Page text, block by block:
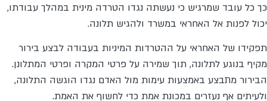
כך כל עובד שמרגיש כי נעשתה נגדו הטרדה מינית במהלך עבודתו,
יכול לפנות אל האחראי במשרד ולהגיש תלונה.
תפקידו של האחראי על ההטרדות המיניות בעבודה לבצע בירור
מקיף בנוגע לתלונה, תוך שמירה על פרטי המקרה ופרטי המתלונן.
הבירור מתבצע באמצעות עימות מול האדם נגדו הוגשה התלונה,
ולעיתים אף נעזרים במכונת אמת כדי לחשוף את האמת.